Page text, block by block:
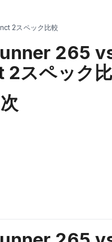
2スペック比較
265
2スペック